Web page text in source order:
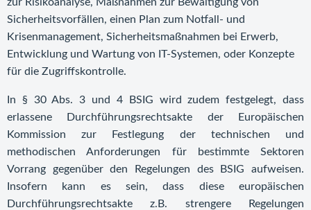
Sicherheitsvorfällen, einen Plan zum Notfall- und
Krisenmanagement, Sicherheitsmaßnahmen bei Erwerb,
Entwicklung und Wartung von IT-Systemen, oder Konzepte
für die Zugriffskontrolle.
In § 30 Abs. 3 und 4 BSIG wird zudem festgelegt, dass
erlassene Durchführungsrechtsakte der Europäischen
Kommission zur Festlegung der technischen und
methodischen Anforderungen für bestimmte Sektoren
Vorrang gegenüber den Regelungen des BSIG aufweisen.
Insofern kann es sein, dass diese europäischen
Durchführungsrechtsakte z.B. strengere Regelungen